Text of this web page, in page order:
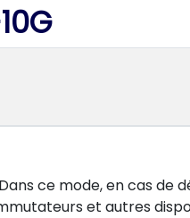
ce mode, en cas de
et autres